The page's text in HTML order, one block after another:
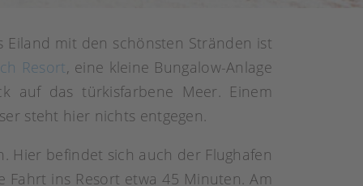
mit den schönsten Stränden ist
Resort, eine kleine Bungalow-Anlage
auf das türkisfarbene Meer. Einem
steht hier nichts entgegen.
Hier befindet sich auch der Flughafen
ins Resort etwa 45 Minuten. Am